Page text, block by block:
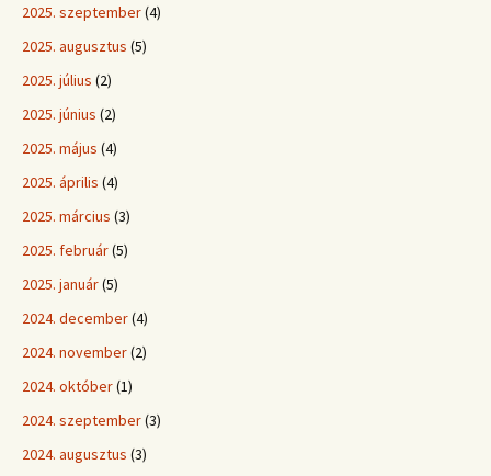
2025. szeptember(4)
2025. augusztus (5)
2025. július (2)
2025. június (2)
2025. május (4)
2025. április (4)
2025. március (3)
2025. február(5)
2025. január(5)
2024. december(4)
2024. november(2)
2024. október(1)
2024. szeptember(3)
2024. augusztus (3)